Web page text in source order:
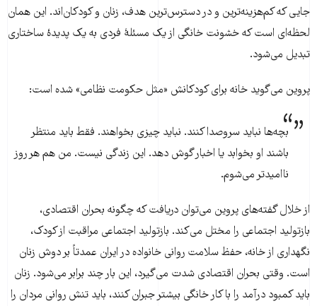
جایی که کم‌هزینه‌ترین و در دسترس‌ترین هدف، زنان و کودکان‌اند. این همان
لحظه‌ای است که خشونت خانگی از یک مسئلهٔ فردی به یک پدیدهٔ ساختاری
تبدیل می‌شود.
پروین می‌گوید خانه برای کودکانش «مثل حکومت نظامی» شده است:
بچه‌ها نباید سروصدا کنند. نباید چیزی بخواهند. فقط باید منتظر
باشند او بخوابد یا اخبار گوش دهد. این زندگی نیست. من هم هر روز
ناامیدتر می‌شوم.
از خلال گفته‌های پروین می‌توان دریافت که چگونه بحران اقتصادی،
بازتولید اجتماعی را مختل می‌کند. بازتولید اجتماعی مراقبت از کودک،
نگهداری از خانه، حفظ سلامت روانی خانواده در ایران عمدتاً بر دوش زنان
است. وقتی بحران اقتصادی شدت می‌گیرد، این بار چند برابر می‌شود. زنان
باید کمبود درآمد را با کار خانگی بیشتر جبران کنند، باید تنش روانی مردان را